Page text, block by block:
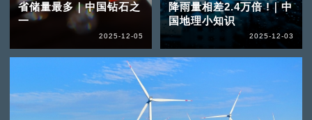
省储量最多｜中国钻石之
一
2025-12-05
降雨量相差2.4万倍 !｜中
国地理小知识
2025-12-03